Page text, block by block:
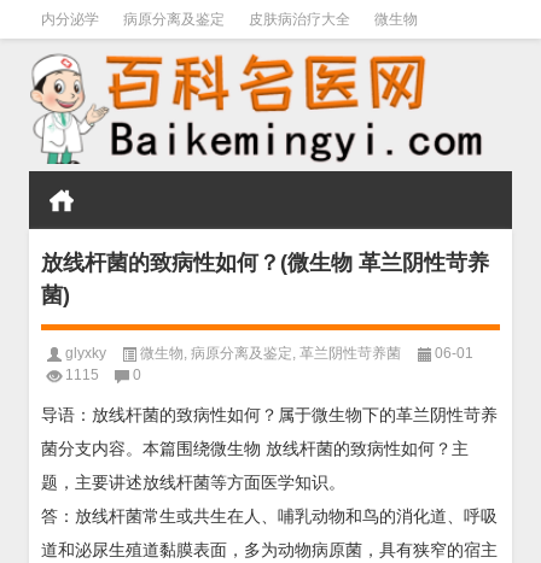
内分泌学 病原分离及鉴定 皮肤病治疗大全 微生物
皮肤病学 男科学 血液病学 心血管 口腔医学 禁戒毒品
放线杆菌的致病性如何？(微生物 革兰阴性苛养
菌)
glyxky 微生物, 病原分离及鉴定, 革兰阴性苛养菌
06-01
1115
0
导语：放线杆菌的致病性如何？属于微生物下的革兰阴性苛养
菌分支内容。本篇围绕微生物 放线杆菌的致病性如何？主
题，主要讲述放线杆菌等方面医学知识。
答：放线杆菌常生或共生在人、哺乳动物和鸟的消化道、呼吸
道和泌尿生殖道黏膜表面，多为动物病原菌，具有狭窄的宿主